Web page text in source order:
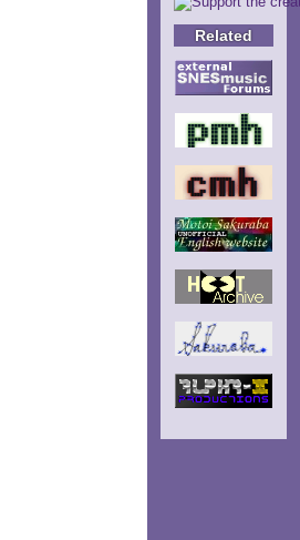
Related